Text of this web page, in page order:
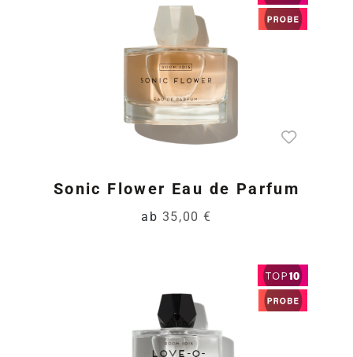
Sonic Flower Eau de Parfum
ab 35,00 €